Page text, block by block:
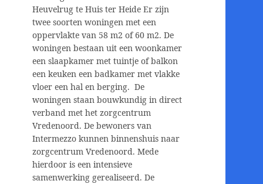
Heuvelrug te Huis ter Heide Er zijn
twee soorten woningen met een
oppervlakte van 58 m2 of 60 m2. De
woningen bestaan uit een woonkamer
een slaapkamer met tuintje of balkon
een keuken een badkamer met vlakke
vloer een hal en berging. De
woningen staan bouwkundig in direct
verband met het zorgcentrum
Vredenoord. De bewoners van
Intermezzo kunnen binnenshuis naar
zorgcentrum Vredenoord. Mede
hierdoor is een intensieve
samenwerking gerealiseerd. De